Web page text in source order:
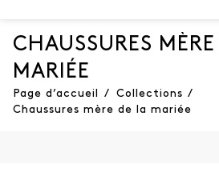
CHAUSSURES
MARIÉE
Page d’accueil / Collections /
Chaussures mère de la mariée